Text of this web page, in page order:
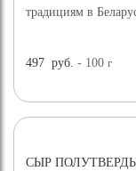
традициям в
497 руб. - 100г
СЫР